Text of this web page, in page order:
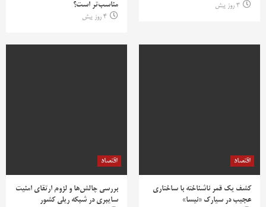
3 روز پیش
مناسب‌تر است؟
4 روز پیش
اقتصاد
کشف یک قمر ناشناخته با ساختاری
عجیب در سیارک «نیسا»
اقتصاد
بررسی چالش‌ها و لزوم ارتقای امنیت
سایبری در شبکه ریلی کشور